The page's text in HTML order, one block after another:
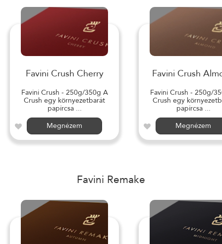
Favini Crush Cherry
Favini Crush - 250g/350g A
Crush egy környezetbarát
papírcsa ...
Megnézem
Favini Crush
Favini Crush - 250g/
Crush egy
papírcsa ...
Megnézem
Favini Remake